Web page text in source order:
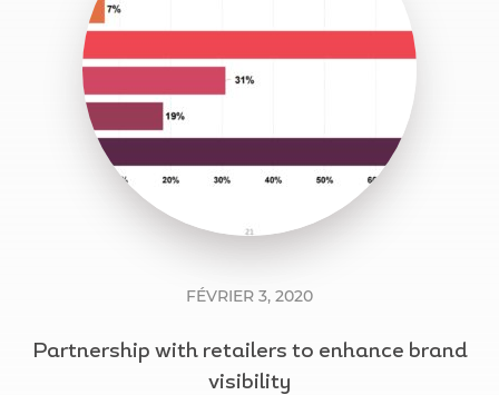
FÉVRIER 3, 2020
Partnership with retailers to enhance brand
visibility